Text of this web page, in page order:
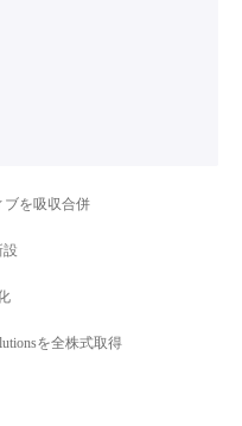
ブを吸収合併
設
を全株式取得